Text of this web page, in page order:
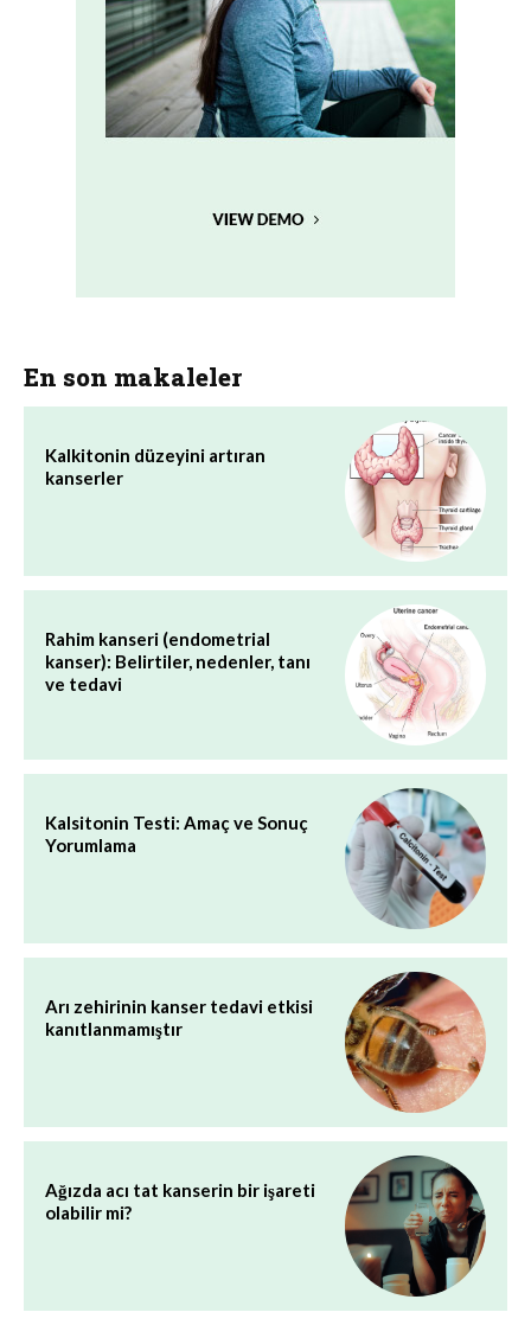
En son makaleler
Kalkitonin düzeyini artıran
kanserler
Rahim kanseri (endometrial
kanser): Belirtiler, nedenler, tanı
ve tedavi
Kalsitonin Testi: Amaç ve Sonuç
Yorumlama
Arı zehirinin kanser tedavi etkisi
kanıtlanmamıştır
Ağızda acı tat kanserin bir işareti
olabilir mi?